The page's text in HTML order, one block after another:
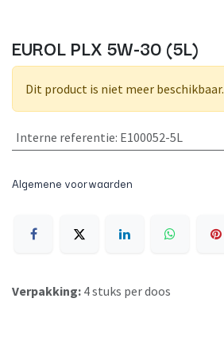
EUROL PLX 5W-30 (5L)
Dit product is niet meer beschikbaar.
Interne referentie: E100052-5L
Algemene voorwaarden
Verpakking: 4 stuks per doos